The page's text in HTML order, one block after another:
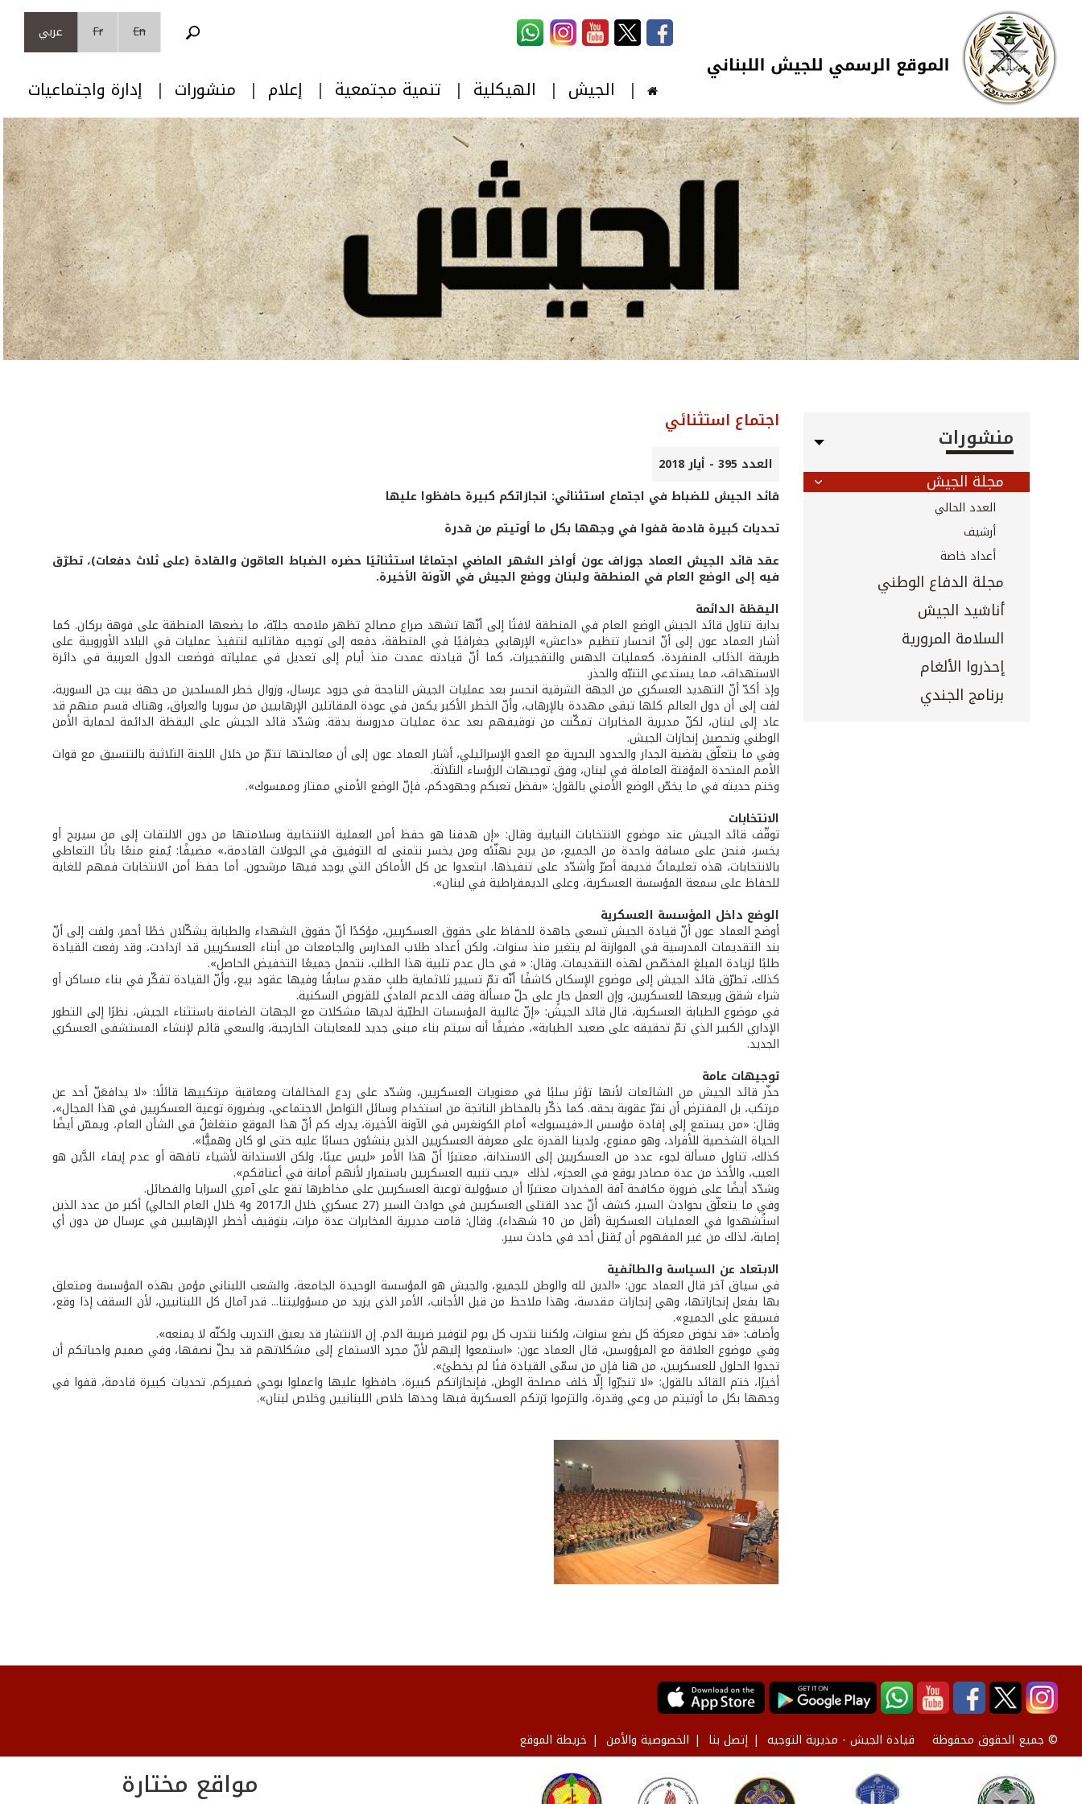
تجاوز إلى المحتوى الرئيسي
Skip to navigation
En
Fr عربي
الجيش الهيكلية تنمية مجتمعية إعلام منشورات إدارة واجتماعيات
منشورات
مجلة الجيش
العدد الحالي
أرشيف
أعداد خاصة
مجلة الدفاع الوطني
أناشيد الجيش
السلامة المرورية
إحذروا الألغام
برنامج الجندي
اجتماع استثنائي
العدد 395 - أيار 2018
قائد الجيش للضباط في اجتماع استثنائي: انجازاتكم كبيرة حافظوا عليها
تحديات كبيرة قادمة قفوا في وجهها بكل ما أوتيتم من قدرة
عقد قائد الجيش العماد جوزاف عون أواخر الشهر الماضي اجتماعًا استثنائيًا حضره الضباط العامّون والقادة (على ثلاث دفعات)، تطرّق
فيه إلى الوضع العام في المنطقة ولبنان ووضع الجيش في الآونة الأخيرة.
اليقظة الدائمة
بداية تناول قائد الجيش الوضع العام في المنطقة لافتًا إلى أنّها تشهد صراع مصالح تظهر ملامحه جليّة، ما يضعها المنطقة على فوهة بركان. كما
أشار العماد عون إلى أنّ انحسار تنظيم «داعش» الإرهابي جغرافيًا في المنطقة، دفعه إلى توجيه مقاتليه لتنفيذ عمليات في البلاد الأوروبية على
طريقة الذئاب المنفردة، كعمليات الدهس والتفجيرات، كما أنّ قيادته عمدت منذ أيام إلى تعديل في عملياته فوضعت الدول العربية في دائرة
الاستهداف، مما يستدعي التنبّه والحذر.
وإذ أكدّ أنّ التهديد العسكري من الجهة الشرقية انحسر بعد عمليات الجيش الناجحة في جرود عرسال، وزوال خطر المسلحين من جهة بيت جن السورية،
لفت إلى أن دول العالم كلها تبقى مهددة بالإرهاب، وأنّ الخطر الأكبر يكمن في عودة المقاتلين الإرهابيين من سوريا والعراق، وهناك قسم منهم قد
عاد إلى لبنان، لكنّ مديرية المخابرات تمكّنت من توقيفهم بعد عدة عمليات مدروسة بدقة. وشدّد قائد الجيش على اليقظة الدائمة لحماية الأمن
الوطني وتحصين إنجازات الجيش.
وفي ما يتعلّق بقضية الجدار والحدود البحرية مع العدو الإسرائيلي، أشار العماد عون إلى أن معالجتها تتمّ من خلال اللجنة الثلاثية بالتنسيق مع قوات
الأمم المتحدة المؤقتة العاملة في لبنان، وفق توجيهات الرؤساء الثلاثة.
وختم حديثه في ما يخصّ الوضع الأمني بالقول: «بفضل تعبكم وجهودكم، فإنّ الوضع الأمني ممتاز وممسوك».
الانتخابات
توقّف قائد الجيش عند موضوع الانتخابات النيابية وقال: «إن هدفنا هو حفظ أمن العملية الانتخابية وسلامتها من دون الالتفات إلى من سيربح أو
يخسر، فنحن على مسافة واحدة من الجميع، من يربح نهنّئه ومن يخسر نتمنى له التوفيق في الجولات القادمة،» مضيفًا: يُمنع منعًا باتًا التعاطي
بالانتخابات، هذه تعليماتٌ قديمة أصرّ وأشدّد على تنفيذها. ابتعدوا عن كل الأماكن التي يوجد فيها مرشحون. أما حفظ أمن الانتخابات فمهم للغاية
للحفاظ على سمعة المؤسسة العسكرية، وعلى الديمقراطية في لبنان».
الوضع داخل المؤسسة العسكرية
أوضح العماد عون أنّ قيادة الجيش تسعى جاهدة للحفاظ على حقوق العسكريين، مؤكدًا أنّ حقوق الشهداء والطبابة يشكّلان خطًا أحمر. ولفت إلى أنّ
بند التقديمات المدرسية في الموازنة لم يتغير منذ سنوات، ولكن أعداد طلاب المدارس والجامعات من أبناء العسكريين قد ازدادت، وقد رفعت القيادة
طلبًا لزيادة المبلغ المخصّص لهذه التقديمات. وقال: « في حال عدم تلبية هذا الطلب، نتحمل جميعًا التخفيض الحاصل».
كذلك، تطرّق قائد الجيش إلى موضوع الإسكان كاشفًا أنّه تمّ تسيير ثلاثماية طلبٍ مقدمٍ سابقًا وفيها عقود بيع، وأنّ القيادة تفكّر في بناء مساكن أو
شراء شقق وبيعها للعسكريين، وإن العمل جارٍ على حلّ مسألة وقف الدعم المادي للقروض السكنية.
في موضوع الطبابة العسكرية، قال قائد الجيش: «إنّ غالبية المؤسسات الطبّية لديها مشكلات مع الجهات الضامنة باستثناء الجيش، نظرًا إلى التطور
الإداري الكبير الذي تمّ تحقيقه على صعيد الطبابة»، مضيفًا أنه سيتم بناء مبنى جديد للمعاينات الخارجية، والسعي قائم لإنشاء المستشفى العسكري
الجديد.
توجيهات عامة
حذّر قائد الجيش من الشائعات لأنها تؤثر سلبًا في معنويات العسكريين، وشدّد على ردع المخالفات ومعاقبة مرتكبيها قائلًا: «لا يدافعَنّ أحد عن
مرتكب، بل المفترض أن نقرّ عقوبة بحقه. كما ذكّر بالمخاطر الناتجة من استخدام وسائل التواصل الاجتماعي، وبضرورة توعية العسكريين في هذا المجال»،
وقال: «من يستمع إلى إفادة مؤسس الـ«فيسبوك» أمام الكونغرس في الآونة الأخيرة، يدرك كم أنّ هذا الموقع متغلغلٌ في الشأن العام، ويمسّ أيضًا
الحياة الشخصية للأفراد، وهو ممنوع، ولدينا القدرة على معرفة العسكريين الذين ينشئون حسابًا عليه حتى لو كان وهميًّا».
كذلك، تناول مسألة لجوء عدد من العسكريين إلى الاستدانة، معتبرًا أنّ هذا الأمر «ليس عيبًا، ولكن الاستدانة لأشياء تافهة أو عدم إيفاء الدَّين هو
العيب، والأخذ من عدة مصادر يوقع في العجز»، لذلك «يجب تنبيه العسكريين باستمرار لأنهم أمانة في أعناقكم».
وشدّد أيضًا على ضرورة مكافحة آفة المخدرات معتبرًا أن مسؤولية توعية العسكريين على مخاطرها تقع على آمري السرايا والفصائل.
وفي ما يتعلّق بحوادث السير، كشف أنّ عدد القتلى العسكريين في حوادث السير (27 عسكري خلال الـ2017 و4 خلال العام الحالي) أكبر من عدد الذين
استُشهدوا في العمليات العسكرية (أقل من 10 شهداء). وقال: قامت مديرية المخابرات عدة مرات، بتوقيف أخطر الإرهابيين في عرسال من دون أي
إصابة، لذلك من غير المفهوم أن يُقتل أحد في حادث سير.
الابتعاد عن السياسة والطائفية
في سياق آخر قال العماد عون: «الدين لله والوطن للجميع، والجيش هو المؤسسة الوحيدة الجامعة، والشعب اللبناني مؤمن بهذه المؤسسة ومتعلق
بها بفعل إنجازاتها، وهي إنجازات مقدسة، وهذا ملاحظ من قبل الأجانب، الأمر الذي يزيد من مسؤوليتنا... قدر آمال كل اللبنانيين، لأن السقف إذا وقع،
فسيقع على الجميع».
وأضاف: «قد نخوض معركة كل بضع سنوات، ولكننا نتدرب كل يوم لتوفير ضريبة الدم. إن الانتشار قد يعيق التدريب ولكنّه لا يمنعه».
وفي موضوع العلاقة مع المرؤوسين، قال العماد عون: «استمعوا إليهم لأنّ مجرد الاستماع إلى مشكلاتهم قد يحلّ نصفها، وفي صميم واجباتكم أن
تجدوا الحلول للعسكريين، من هنا فإن من سمّى القيادة فنًا لم يخطئ».
أخيرًا، ختم القائد بالقول: «لا تنجرّوا إلّا خلف مصلحة الوطن، فإنجازاتكم كبيرة، حافظوا عليها واعملوا بوحي ضميركم. تحديات كبيرة قادمة، قفوا في
وجهها بكل ما أوتيتم من وعي وقدرة، والتزموا بَزتكم العسكرية فبها وحدها خلاص اللبنانيين وخلاص لبنان».
© جميع الحقوق محفوظة قيادة الجيش - مديرية التوجيه إتصل بنا الخصوصية والأمن خريطة الموقع
مواقع مختارة